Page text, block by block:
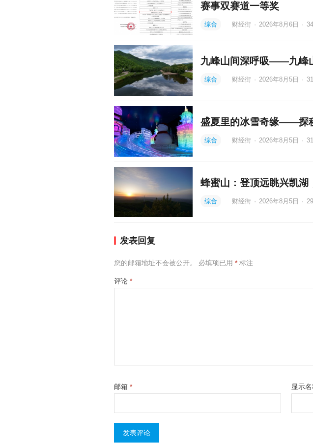
赛事双赛道一等奖
综合 财经街 · 2026年8月6日 · 34
九峰山间深呼吸——九峰
综合 财经街 · 2026年8月5日 · 31
盛夏里的冰雪奇缘——探
综合 财经街 · 2026年8月5日 · 31
蜂蜜山：登顶远眺兴凯湖
综合 财经街 · 2026年8月5日 · 29
发表回复
您的邮箱地址不会被公开。 必填项已用 * 标注
评论 *
显示
邮箱 *